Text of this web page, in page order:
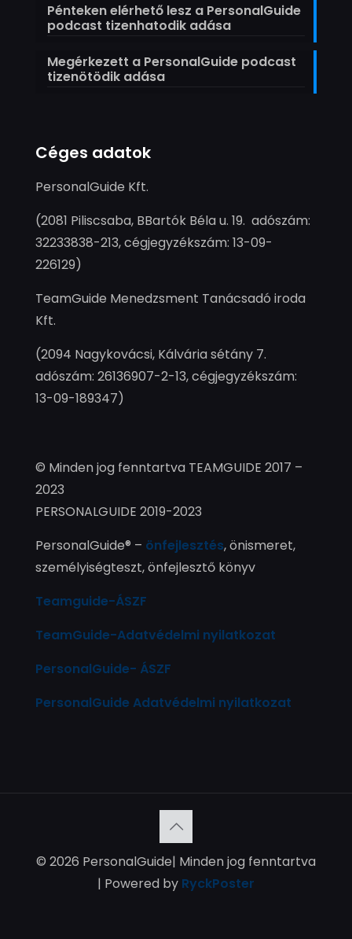
Pénteken elérhető lesz a PersonalGuide
podcast tizenhatodik adása
Megérkezett a PersonalGuide podcast
tizenötödik adása
Céges adatok
PersonalGuide Kft.
(2081 Piliscsaba, BBartók Béla u. 19. adószám:
32233838-213, cégjegyzékszám: 13-09-
226129)
TeamGuide Menedzsment Tanácsadó iroda
Kft.
(2094 Nagykovácsi, Kálvária sétány 7.
adószám: 26136907-2-13, cégjegyzékszám:
13-09-189347)
© Minden jog fenntartva TEAMGUIDE 2017 –
2023
PERSONALGUIDE 2019-2023
PersonalGuide® – önfejlesztés, önismeret,
személyiségteszt, önfejlesztő könyv
Teamguide-ÁSZF
TeamGuide-Adatvédelmi nyilatkozat
PersonalGuide- ÁSZF
PersonalGuide Adatvédelmi nyilatkozat
© 2026 PersonalGuide| Minden jog fenntartva
| Powered by RyckPoster